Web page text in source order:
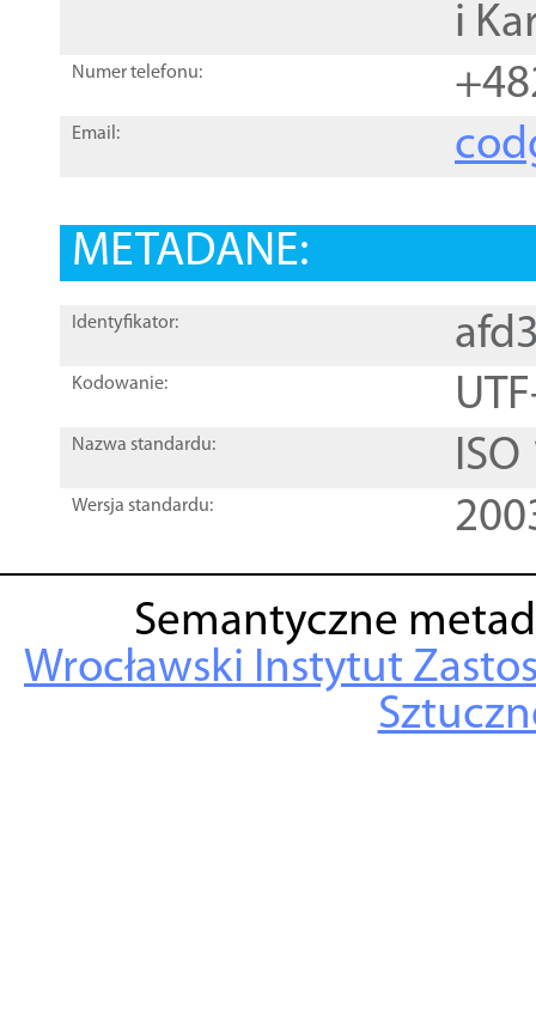
i
Numer telefonu:
Email:
METADANE:
Identyfikator:
Kodowanie:
Nazwa standardu:
Wersja standardu:
Semantyczne
Wrocławski Instytut